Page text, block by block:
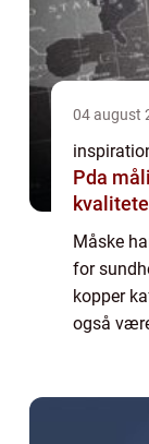
04 august
Pda
Måske
for
kopper
også